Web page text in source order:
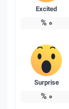
Excited
0
%
Surprise
0
%